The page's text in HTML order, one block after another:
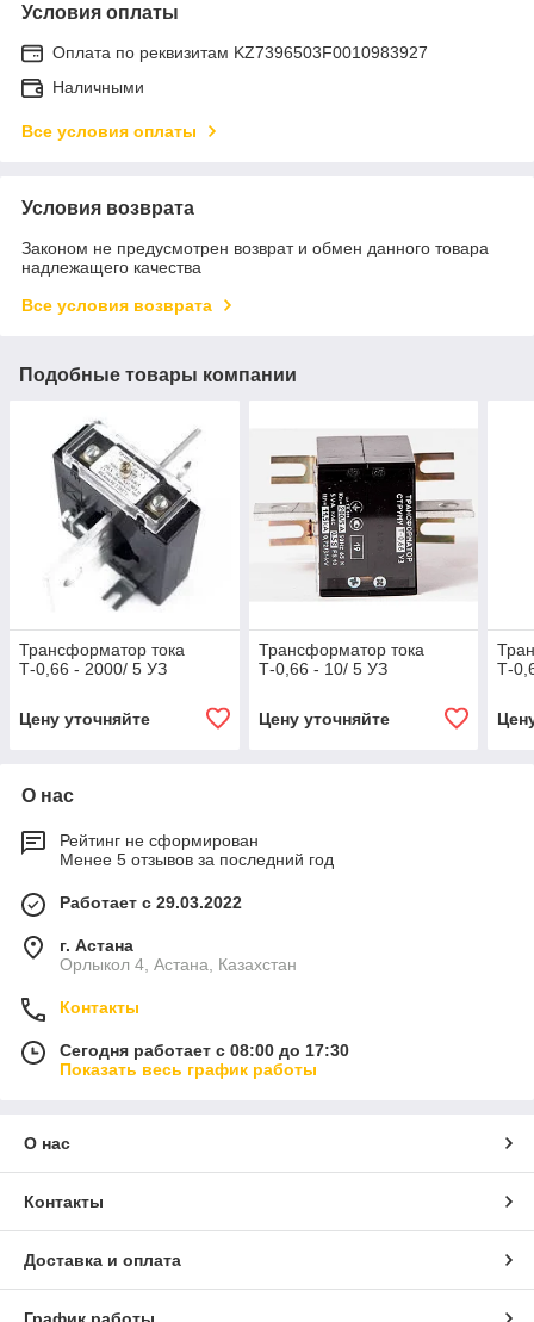
Условия оплаты
Оплата по реквизитам KZ7396503F0010983927
Наличными
Все условия оплаты
Условия возврата
Законом не предусмотрен возврат и обмен данного товара
надлежащего качества
Все условия возврата
Подобные товары компании
Трансформатор тока
Т-0,66 - 2000/ 5 УЗ
Цену уточняйте
Трансформатор тока
Т-0,66 - 10/ 5 УЗ
Цену уточняйте
Т-
О нас
Рейтинг не сформирован
Менее 5 отзывов за последний год
Работает с 29.03.2022
г. Астана
Орлыкол 4, Астана, Казахстан
Контакты
Сегодня работает с 08:00 до 17:30
Показать весь график работы
О нас
Контакты
Доставка и оплата